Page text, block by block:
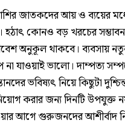
জাতকদের আয় ও ব্যয়ের
হঠাৎ কোনও বড় খরচের
অনুকূল থাকবে। ব্যবসায়
না যাওয়াই ভালো। দাম্পত্য
ভবিষ্যৎ নিয়ে কিছুটা
করার জন্য দিনটি
আগে গুরুজনদের আশীর্বাদ